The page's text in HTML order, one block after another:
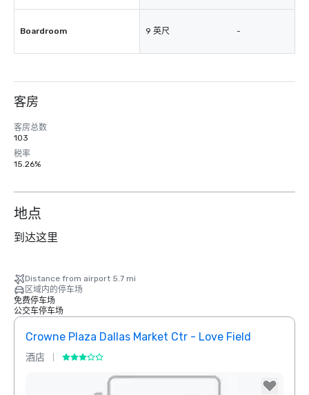
Boardroom 9 英尺 -
客房
客房总数
103
税率
15.26%
地点
到达这里
Distance from airport 5.7 mi
区域内的停车场
免费停车场
公交车停车场
Crowne Plaza Dallas Market Ctr - Love Field
酒店